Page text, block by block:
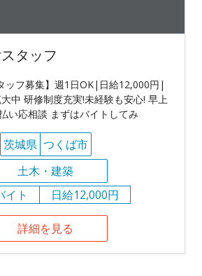
タッフ
ッフ募集】週1日OK|日給12,000円|
中 研修制度充実!未経験も安心! 早上
い応相談 まずはバイトしてみ
茨城県 つくば市
土木・建築
イト
日給12,000円
詳細を見る